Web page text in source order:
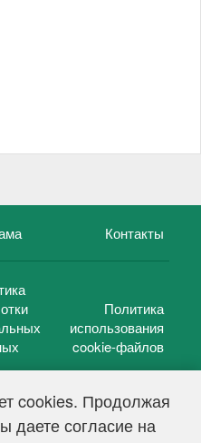
cookies. Продолжая
даете согласие на
Контакты
Политика
использования
cookie-файлов
г.